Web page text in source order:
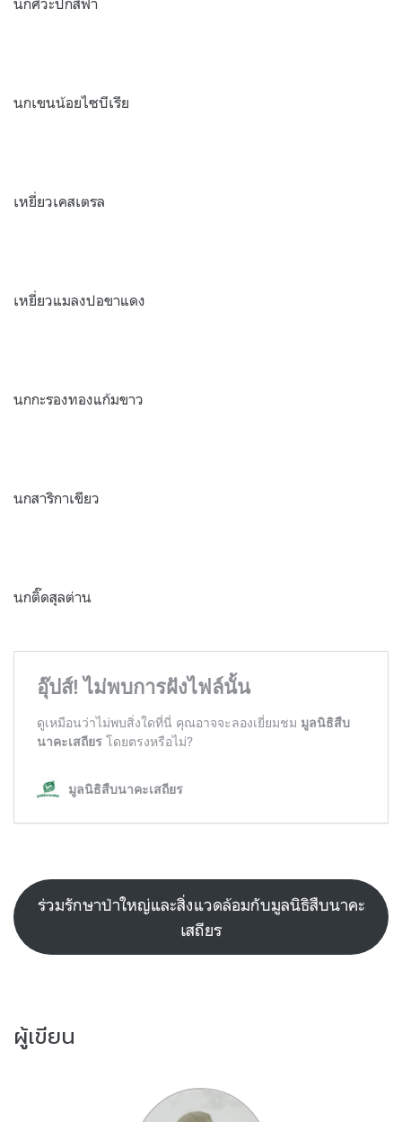
นกเขนน้อยไซบีเรีย
เหยี่ยวเคสเตรล
เหยี่ยวแมลงปอขาแดง
นกกะรองทองแก้มขาว
นกสาริกาเขียว
นกติ๊ดสุลต่าน
ร่วมรักษาป่าใหญ่และสิ่งแวดล้อมกับมูลนิธิสืบนาคะ
เสถียร
ผู้เขียน